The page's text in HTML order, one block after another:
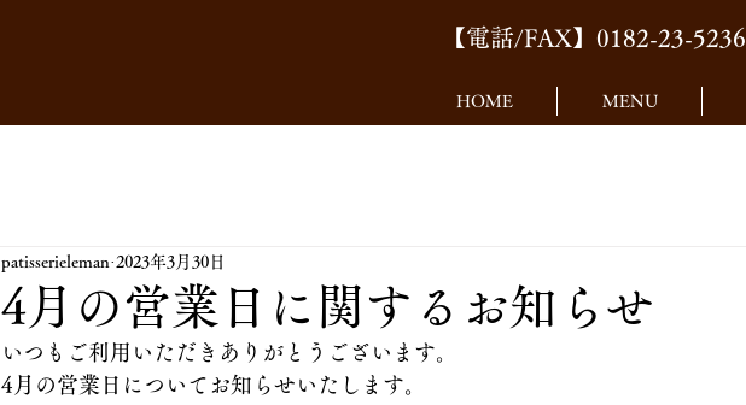
【電話/FAX】0182-23-5236
HOME MENU
4月の営業日に関するお知らせ
patisserieleman 2023年3月30日
いつもご利用いただきありがとうございます。
4月の営業日についてお知らせいたします。